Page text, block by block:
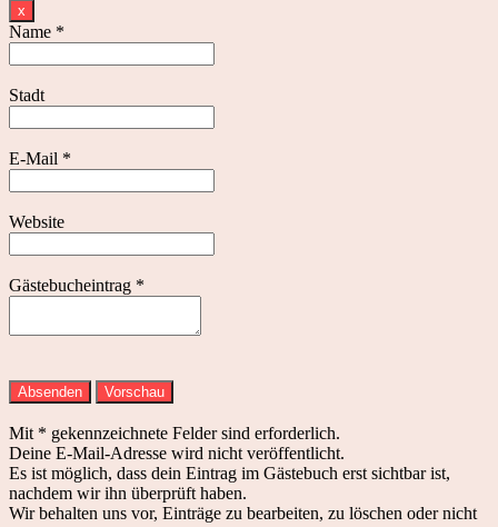
x
Formular
ausblenden
Name *
Stadt
E-Mail *
Website
Gästebucheintrag *
Mit * gekennzeichnete Felder sind erforderlich.
Deine E-Mail-Adresse wird nicht veröffentlicht.
Es ist möglich, dass dein Eintrag im Gästebuch erst sichtbar ist,
nachdem wir ihn überprüft haben.
Wir behalten uns vor, Einträge zu bearbeiten, zu löschen oder nicht